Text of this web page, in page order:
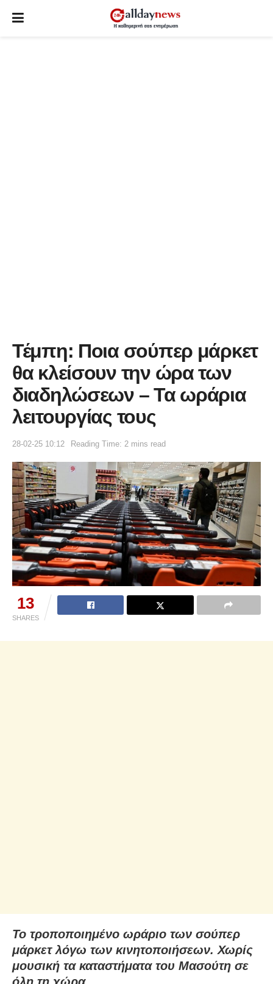
Τέμπη: Ποια σούπερ μάρκετ
θα κλείσουν την ώρα των
διαδηλώσεων – Τα ωράρια
λειτουργίας τους
28-02-25 10:12 Reading Time: 2 mins read
13
SHARES
Το τροποποιημένο ωράριο των σούπερ
μάρκετ λόγω των κινητοποιήσεων. Χωρίς
μουσική τα καταστήματα του Μασούτη σε